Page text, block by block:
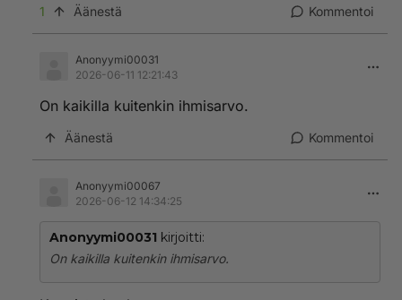
1 Äänestä Kommentoi
Anonyymi00031
2026-06-11 12:21:43
On kaikilla kuitenkin ihmisarvo.
Äänestä Kommentoi
Anonyymi00067
2026-06-12 14:34:25
Anonyymi00031 kirjoitti:
On kaikilla kuitenkin ihmisarvo.